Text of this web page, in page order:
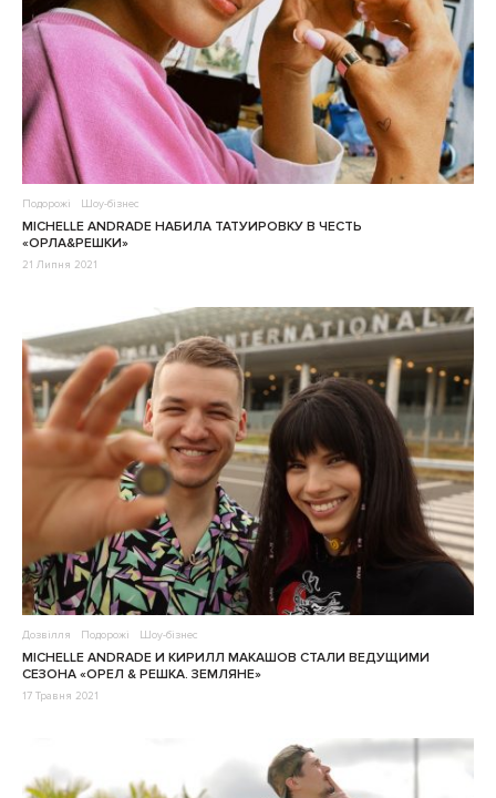
Подорожі Шоу-бізнес
MICHELLE ANDRADE НАБИЛА ТАТУИРОВКУ В ЧЕСТЬ
«ОРЛА&РЕШКИ»
21 Липня 2021
Дозвілля Подорожі Шоу-бізнес
MICHELLE ANDRADE И КИРИЛЛ МАКАШОВ СТАЛИ ВЕДУЩИМИ
СЕЗОНА «ОРЕЛ & РЕШКА. ЗЕМЛЯНЕ»
17 Травня 2021